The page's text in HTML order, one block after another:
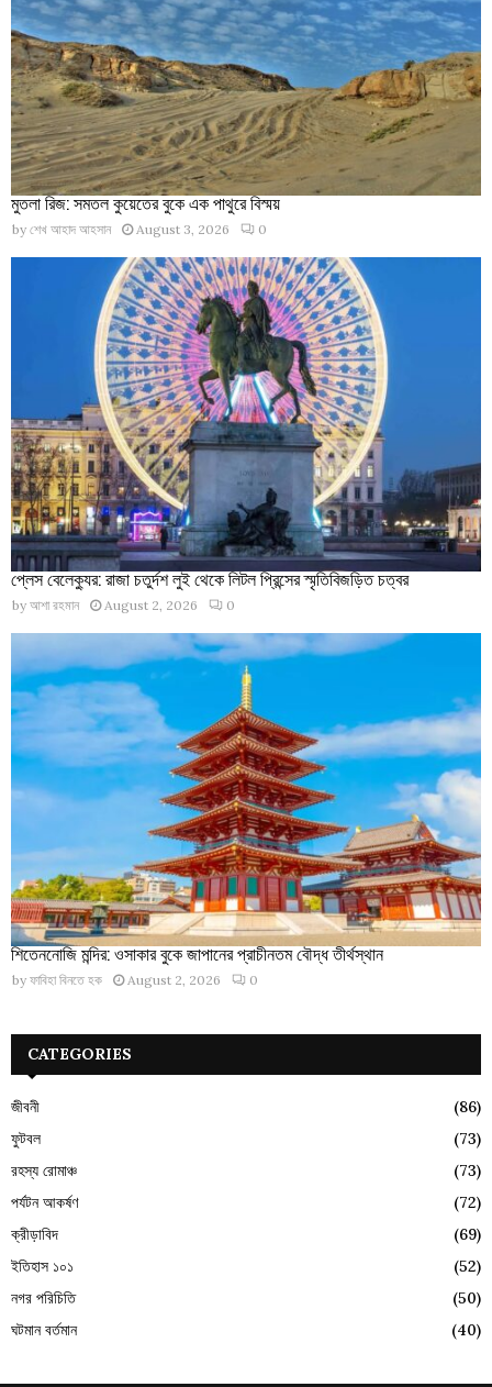
মুতলা রিজ: সমতল কুয়েতের বুকে এক পাথুরে বিস্ময়
by শেখ আহাদ আহসান August 3, 2026 0
প্লেস বেলেক্যুর: রাজা চতুর্দশ লুই থেকে লিটল প্রিন্সের স্মৃতিবিজড়িত চত্বর
by আশা রহমান August 2, 2026 0
শিতেননোজি মন্দির: ওসাকার বুকে জাপানের প্রাচীনতম বৌদ্ধ তীর্থস্থান
by ফাবিহা বিনতে হক August 2, 2026 0
CATEGORIES
জীবনী
(86)
ফুটবল
(73)
রহস্য রোমাঞ্চ
(73)
পর্যটন আকর্ষণ
(72)
ক্রীড়াবিদ
(69)
ইতিহাস ১০১
(52)
নগর পরিচিতি
(50)
ঘটমান বর্তমান
(40)